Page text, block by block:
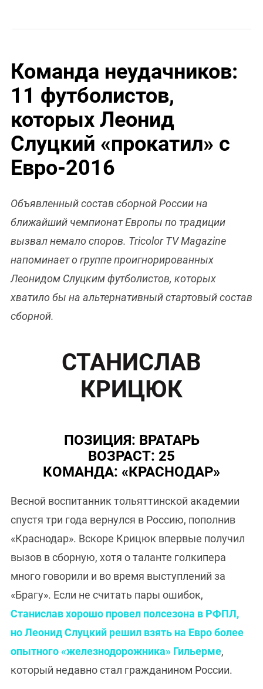
Команда неудачников:
11 футболистов,
которых Леонид
Слуцкий «прокатил» с
Евро-2016
Объявленный состав сборной России на
ближайший чемпионат Европы по традиции
вызвал немало споров. Tricolor TV Magazine
напоминает о группе проигнорированных
Леонидом Слуцким футболистов, которых
хватило бы на альтернативный стартовый состав
сборной.
СТАНИСЛАВ
КРИЦЮК
ПОЗИЦИЯ: ВРАТАРЬ
ВОЗРАСТ: 25
КОМАНДА: «КРАСНОДАР»
Весной воспитанник тольяттинской академии
спустя три года вернулся в Россию, пополнив
«Краснодар». Вскоре Крицюк впервые получил
вызов в сборную, хотя о таланте голкипера
много говорили и во время выступлений за
«Брагу». Если не считать пары ошибок,
Станислав хорошо провел полсезона в РФПЛ,
но Леонид Слуцкий решил взять на Евро более
опытного «железнодорожника» Гильерме,
который недавно стал гражданином России.